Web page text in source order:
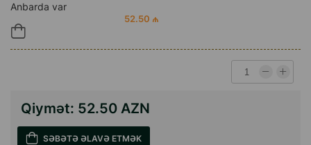
Anbarda var
52.50 ₼
Qiymət: 52.50 AZN
SƏBƏTƏ ƏLAVƏ ETMƏK